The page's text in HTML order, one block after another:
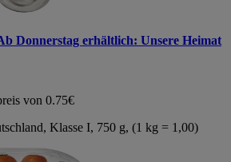
Donnerstag erhältlich: Unsere Heimat
von 0.75€
Klasse I, 750 g, (1 kg = 1,00)